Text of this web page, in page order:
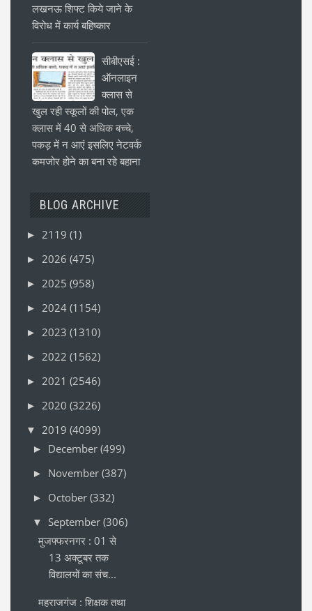
लखनऊ शिफ्ट किये जाने के
विरोध में कार्य बहिष्कार
सीबीएसई :
ऑनलाइन
क्लास से
खुल रही स्कूलों की पोल, एक
क्लास में 40 से अधिक बच्चे,
पकड़ में न आएं इसलिए नेटवर्क
कमजोर होने का बना रहे बहाना
BLOG ARCHIVE
► 2119 (1)
► 2026 (475)
► 2025 (958)
► 2024 (1154)
► 2023 (1310)
► 2022 (1562)
► 2021 (2546)
► 2020 (3226)
▼ 2019 (4099)
► December (499)
► November (387)
► October (332)
▼ September (306)
मुजफ्फरनगर : 01 से
13 अक्टूबर तक
विद्यालयों का संच...
महराजगंज : शिक्षक तथा